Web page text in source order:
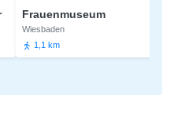
Frauenmuseum
Wiesbaden
1,1 km